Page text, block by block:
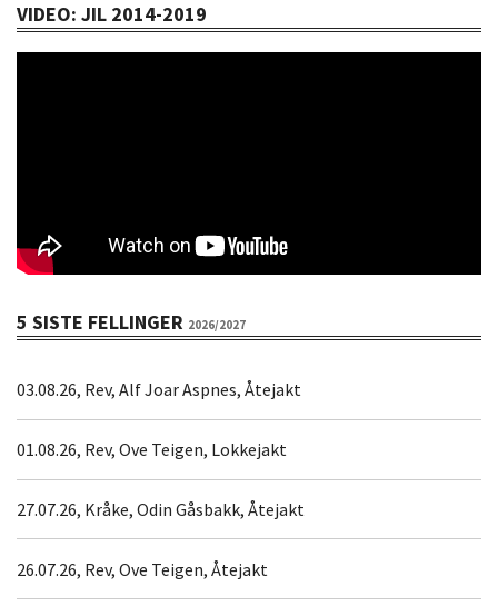
VIDEO: JIL 2014-2019
5 SISTE FELLINGER 2026/2027
03.08.26, Rev, Alf Joar Aspnes, Åtejakt
01.08.26, Rev, Ove Teigen, Lokkejakt
27.07.26, Kråke, Odin Gåsbakk, Åtejakt
26.07.26, Rev, Ove Teigen, Åtejakt